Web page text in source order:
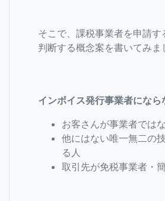
そこで、課税事業者を申請す
判断する概念案を書いてみま
インボイス発行事業者になら
お客さんが事業者では
他にはない唯一無二の
る人
取引先が免税事業者・